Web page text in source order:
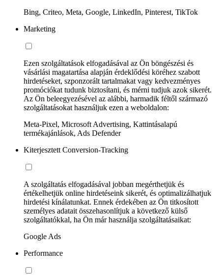
Bing, Criteo, Meta, Google, LinkedIn, Pinterest, TikTok
Marketing
Ezen szolgáltatások elfogadásával az Ön böngészési és
vásárlási magatartása alapján érdeklődési köréhez szabott
hirdetéseket, szponzorált tartalmakat vagy kedvezményes
promóciókat tudunk biztosítani, és mérni tudjuk azok sikerét.
Az Ön beleegyezésével az alábbi, harmadik féltől származó
szolgáltatásokat használjuk ezen a weboldalon:
Meta-Pixel, Microsoft Advertising, Kattintásalapú
termékajánlások, Ads Defender
Kiterjesztett Conversion-Tracking
A szolgáltatás elfogadásával jobban megérthetjük és
értékelhetjük online hirdetéseink sikerét, és optimalizálhatjuk
hirdetési kínálatunkat. Ennek érdekében az Ön titkosított
személyes adatait összehasonlítjuk a következő külső
szolgáltatókkal, ha Ön már használja szolgáltatásaikat:
Google Ads
Performance